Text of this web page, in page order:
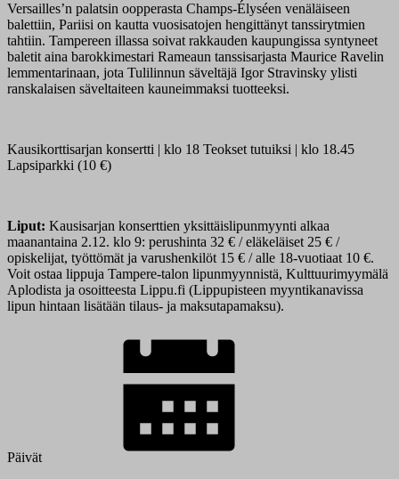
Versailles’n palatsin oopperasta Champs-Élyséen venäläiseen
balettiin, Pariisi on kautta vuosisatojen hengittänyt tanssirytmien
tahtiin. Tampereen illassa soivat rakkauden kaupungissa syntyneet
baletit aina barokkimestari Rameaun tanssisarjasta Maurice Ravelin
lemmentarinaan, jota Tulilinnun säveltäjä Igor Stravinsky ylisti
ranskalaisen säveltaiteen kauneimmaksi tuotteeksi.
Kausikorttisarjan konsertti | klo 18 Teokset tutuiksi | klo 18.45
Lapsiparkki (10 €)
Liput: Kausisarjan konserttien yksittäislipunmyynti alkaa
maanantaina 2.12. klo 9: perushinta 32 € / eläkeläiset 25 € /
opiskelijat, työttömät ja varushenkilöt 15 € / alle 18-vuotiaat 10 €.
Voit ostaa lippuja Tampere-talon lipunmyynnistä, Kulttuurimyymälä
Aplodista ja osoitteesta Lippu.fi (Lippupisteen myyntikanavissa
lipun hintaan lisätään tilaus- ja maksutapamaksu).
Päivät